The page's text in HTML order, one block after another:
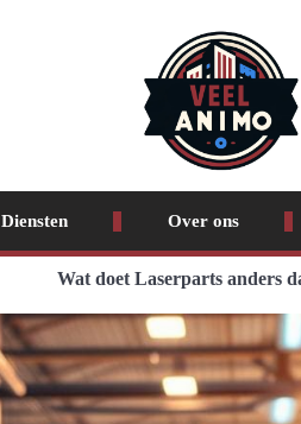
Diensten Over ons
Wat doet Laserparts anders